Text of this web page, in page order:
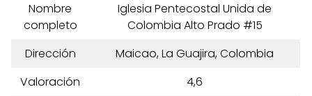
Nombre
completo
Iglesia Pentecostal Unida de
Colombia Alto Prado #15
Dirección
Maicao, La Guajira, Colombia
Valoración
4,6